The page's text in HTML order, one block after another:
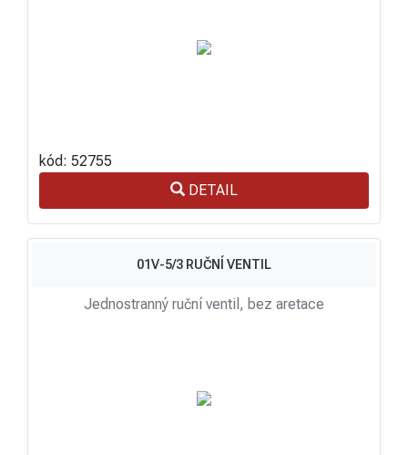
kód: 52755
DETAIL
01V-5/3 RUČNÍ VENTIL
Jednostranný ruční ventil, bez aretace